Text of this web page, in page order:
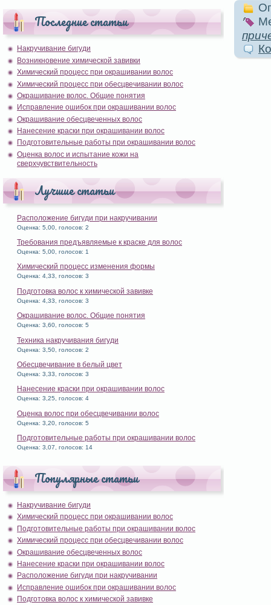
Последние статьи
Накручивание бигуди
Возникновение химической завивки
Химический процесс при окрашивании волос
Химический процесс при обесцвечивании волос
Окрашивание волос. Общие понятия
Исправление ошибок при окрашивании волос
Окрашивание обесцвеченных волос
Нанесение краски при окрашивании волос
Подготовительные работы при окрашивании волос
Оценка волос и испытание кожи на
сверхчувствительность
Лучшие статьи
Расположение бигуди при накручивании
Оценка: 5,00, голосов: 2
Требования предъявляемые к краске для волос
Оценка: 5,00, голосов: 1
Химический процесс изменения формы
Оценка: 4,33, голосов: 3
Подготовка волос к химической завивке
Оценка: 4,33, голосов: 3
Окрашивание волос. Общие понятия
Оценка: 3,60, голосов: 5
Техника накручивания бигуди
Оценка: 3,50, голосов: 2
Обесцвечивание в белый цвет
Оценка: 3,33, голосов: 3
Нанесение краски при окрашивании волос
Оценка: 3,25, голосов: 4
Оценка волос при обесцвечивании волос
Оценка: 3,20, голосов: 5
Подготовительные работы при окрашивании волос
Оценка: 3,07, голосов: 14
Популярные статьи
Накручивание бигуди
Химический процесс при окрашивании волос
Подготовительные работы при окрашивании волос
Химический процесс при обесцвечивании волос
Окрашивание обесцвеченных волос
Нанесение краски при окрашивании волос
Расположение бигуди при накручивании
Исправление ошибок при окрашивании волос
Подготовка волос к химической завивке